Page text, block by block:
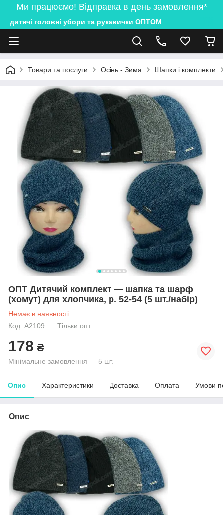
Ми працюємо! Відправка в день замовлення*
дитячі головні убори та рукавички ОПТОМ
Товари та послуги Осінь - Зима Шапки і комплекти
ОПТ Дитячий комплект — шапка та шарф
(хомут) для хлопчика, р. 52-54 (5 шт./набір)
Немає в наявності
Код: A2109
Тільки опт
178 ₴
Мінімальне замовлення — 5 шт.
Опис Характеристики Доставка Оплата Умови
Опис